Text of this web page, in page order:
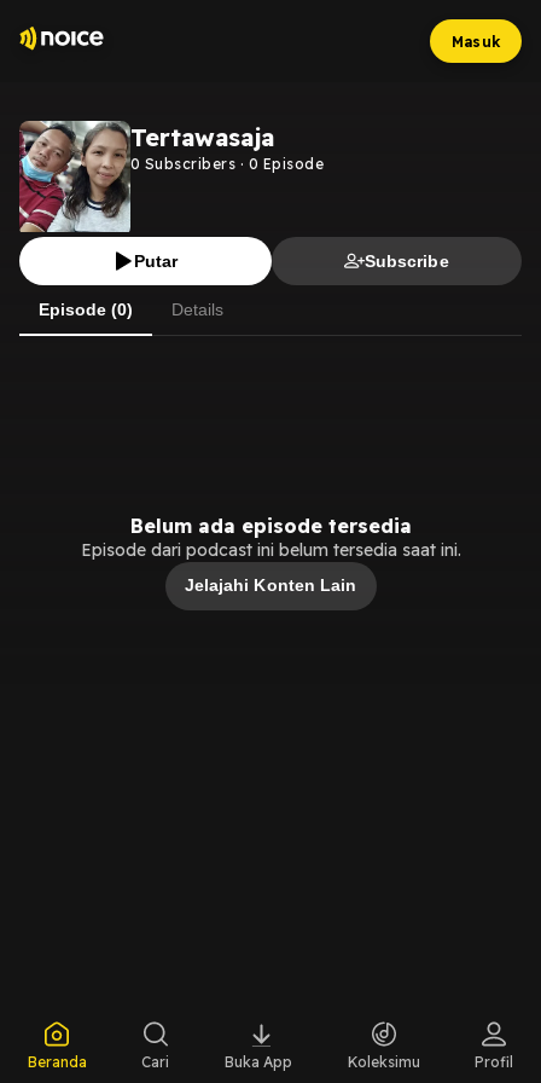
Masuk
Tertawasaja
0 Subscribers · 0 Episode
Putar Subscribe
Episode (0) Details
Belum ada episode tersedia
Episode dari podcast ini belum tersedia saat ini.
Jelajahi Konten Lain
Beranda Cari Buka App Koleksimu Profil